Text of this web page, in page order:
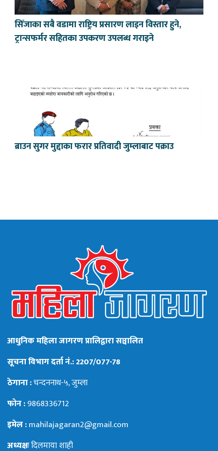
सिँजाका सबै वडामा राष्ट्रिय प्रसारण लाइन विस्तार हुने,
ट्रान्सफर्मर सहितका उपकरण उपलब्ध गराइने
ब्राउन सुगर मुद्दाका फरार प्रतिवादी जुम्लाबाट पक्राउ
आधुनिक महिला जागरण प्रालिद्वारा सञ्चालित
सूचना विभाग दर्ता नं.: 2207/077-78
ठेगाना :चन्दननाथ-५, जुम्ला
फोन :9868336712
इमेल :mahilajagaran2@gmail.com
अध्यक्षःदिलमाया शाही